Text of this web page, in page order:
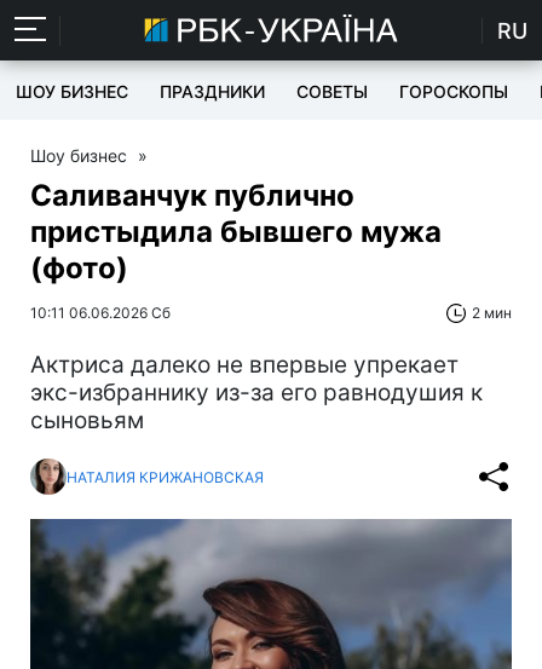
RU
ШОУ БИЗНЕС ПРАЗДНИКИ СОВЕТЫ ГОРОСКОПЫ
Шоу бизнес »
Саливанчук публично
пристыдила бывшего мужа
(фото)
10:11 06.06.2026 Сб 2 мин
Актриса далеко не впервые упрекает
экс-избраннику из-за его равнодушия к
сыновьям
НАТАЛИЯ КРИЖАНОВСКАЯ